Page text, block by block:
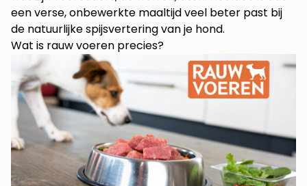
een verse, onbewerkte maaltijd veel beter past bij
de natuurlijke spijsvertering van je hond.
Wat is rauw voeren precies?